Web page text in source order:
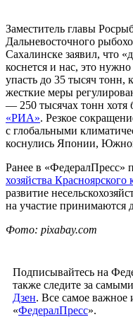
Заместитель главы
Дальневосточного
Сахалинске заявил, что
коснется и нас, это
упасть до 35 тысяч
жесткие меры
— 250 тысячах тонн хотя
«РИА». Резкое
с глобальными
коснулись Японии,
Ранее в «ФедералПресс»
хозяйства Красноярского
развитие
на участие принимаются
Фото: pixabay.com
Подписывайтесь на
также следите за
Дзен. Все самое важное
«ФедералПресс».